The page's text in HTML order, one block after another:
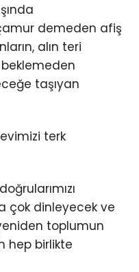
demeden afiş
alın teri
beklemeden
taşıyan
terk
çok dinleyecek ve
toplumun
hep birlikte